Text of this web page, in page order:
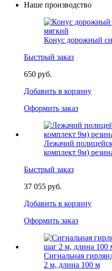
Наше производство
Конус дорожный
Быстрый заказ
650 руб.
Добавить в корзину
Оформить заказ
Лежачий
комплект 9м)
Быстрый заказ
37 055 руб.
Добавить в корзину
Оформить заказ
Сигнальная
2 м, длина 100 м